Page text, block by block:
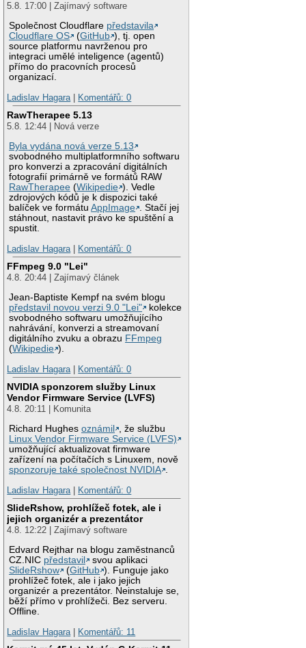
5.8. 17:00 | Zajímavý software
Společnost Cloudflare představila
Cloudflare OS
(GitHub ), tj. open
source platformu navrženou pro
integraci umělé inteligence (agentů)
přímo do pracovních procesů
organizací.
Ladislav Hagara
Komentářů: 0
RawTherapee 5.13
5.8. 12:44 | Nová verze
Byla vydána nová verze 5.13
svobodného multiplatformního softwaru
pro konverzi a zpracování digitálních
fotografií primárně ve formátů RAW
RawTherapee (Wikipedie ). Vedle
zdrojových kódů je k dispozici také
balíček ve formátuAppImage . Stačí jej
stáhnout, nastavit právo ke spuštění a
spustit.
Ladislav Hagara
Komentářů: 0
FFmpeg 9.0 "Lei"
4.8. 20:44 | Zajímavý článek
Jean-Baptiste Kempf na svém blogu
představil novou verzi 9.0 "Lei"
kolekce
svobodného softwaru umožňujícího
nahrávání, konverzi a streamovaní
digitálního zvuku a obrazu FFmpeg
(Wikipedie ).
Ladislav Hagara | Komentářů: 0
NVIDIA sponzorem služby Linux
Vendor Firmware Service (LVFS)
4.8. 20:11 | Komunita
Richard Hughesoznámil
, že službu
Linux Vendor Firmware Service (LVFS)
umožňující aktualizovat firmware
zařízení na počítačích s Linuxem, nově
sponzoruje také společnost NVIDIA .
Ladislav Hagara | Komentářů: 0
SlideRshow, prohlížeč fotek, ale i
jejich organizér a prezentátor
4.8. 12:22 | Zajímavý software
Edvard Rejthar na blogu zaměstnanců
CZ.NIC představil
svou aplikaci
SlideRshow
(GitHub ). Funguje jako
prohlížeč fotek, ale i jako jejich
organizér a prezentátor. Neinstaluje se,
běží přímo v prohlížeči. Bez serveru.
Offline.
Ladislav Hagara | Komentářů: 11